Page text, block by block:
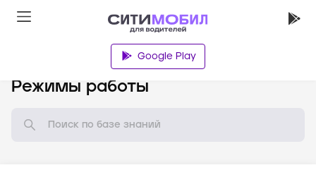
Google Play
Режимы работы